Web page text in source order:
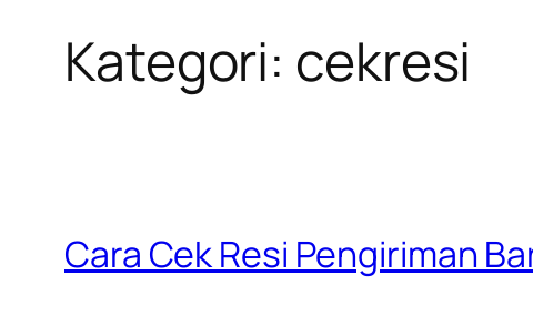
Kategori: cekresi
Cara Cek Resi Pengiriman